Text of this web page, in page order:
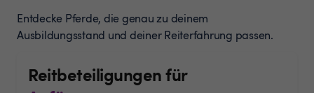
Entdecke Pferde, die genau zu deinem
Ausbildungsstand und deiner Reiterfahrung passen.
Reitbeteiligungen für